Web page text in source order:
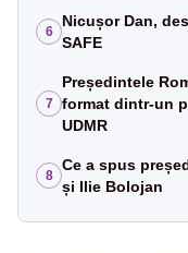
6
Nicușor Dan,
SAFE
7
Președintele
format dintr-un
UDMR
8
Ce a spus
și Ilie Bolojan